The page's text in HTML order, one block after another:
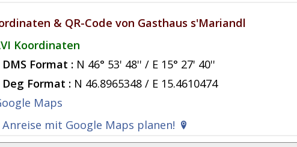
& QR-Code von Gasthaus s'Mariandl
Koordinaten
DMS Format : N 46° 53' 48'' / E 15° 27' 40''
Deg Format : N 46.8965348 / E 15.4610474
Anreise mit Google Maps planen!